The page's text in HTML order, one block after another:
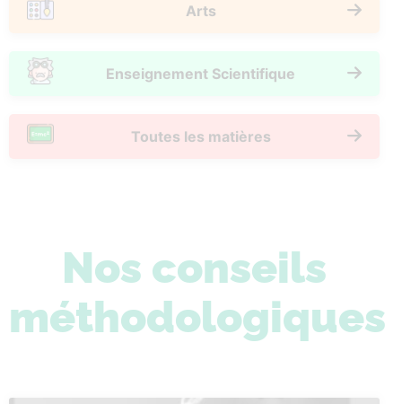
Arts
Enseignement Scientifique
Toutes les matières
Nos conseils
méthodologiques